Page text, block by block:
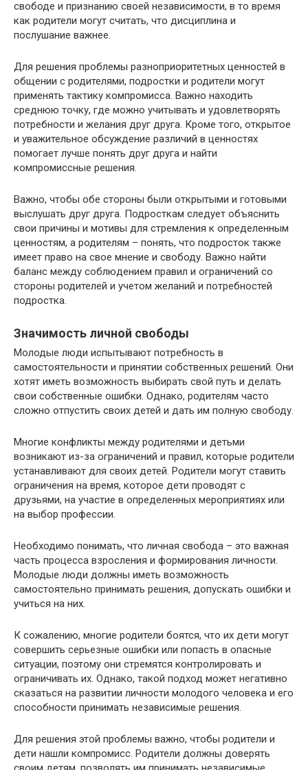
свободе и признанию своей независимости, в то время
как родители могут считать, что дисциплина и
послушание важнее.
Для решения проблемы разноприоритетных ценностей в
общении с родителями, подростки и родители могут
применять тактику компромисса. Важно находить
среднюю точку, где можно учитывать и удовлетворять
потребности и желания друг друга. Кроме того, открытое
и уважительное обсуждение различий в ценностях
помогает лучше понять друг друга и найти
компромиссные решения.
Важно, чтобы обе стороны были открытыми и готовыми
выслушать друг друга. Подросткам следует объяснить
свои причины и мотивы для стремления к определенным
ценностям, а родителям – понять, что подросток также
имеет право на свое мнение и свободу. Важно найти
баланс между соблюдением правил и ограничений со
стороны родителей и учетом желаний и потребностей
подростка.
Значимость личной свободы
Молодые люди испытывают потребность в
самостоятельности и принятии собственных решений. Они
хотят иметь возможность выбирать свой путь и делать
свои собственные ошибки. Однако, родителям часто
сложно отпустить своих детей и дать им полную свободу.
Многие конфликты между родителями и детьми
возникают из-за ограничений и правил, которые родители
устанавливают для своих детей. Родители могут ставить
ограничения на время, которое дети проводят с
друзьями, на участие в определенных мероприятиях или
на выбор профессии.
Необходимо понимать, что личная свобода – это важная
часть процесса взросления и формирования личности.
Молодые люди должны иметь возможность
самостоятельно принимать решения, допускать ошибки и
учиться на них.
К сожалению, многие родители боятся, что их дети могут
совершить серьезные ошибки или попасть в опасные
ситуации, поэтому они стремятся контролировать и
ограничивать их. Однако, такой подход может негативно
сказаться на развитии личности молодого человека и его
способности принимать независимые решения.
Для решения этой проблемы важно, чтобы родители и
дети нашли компромисс. Родители должны доверять